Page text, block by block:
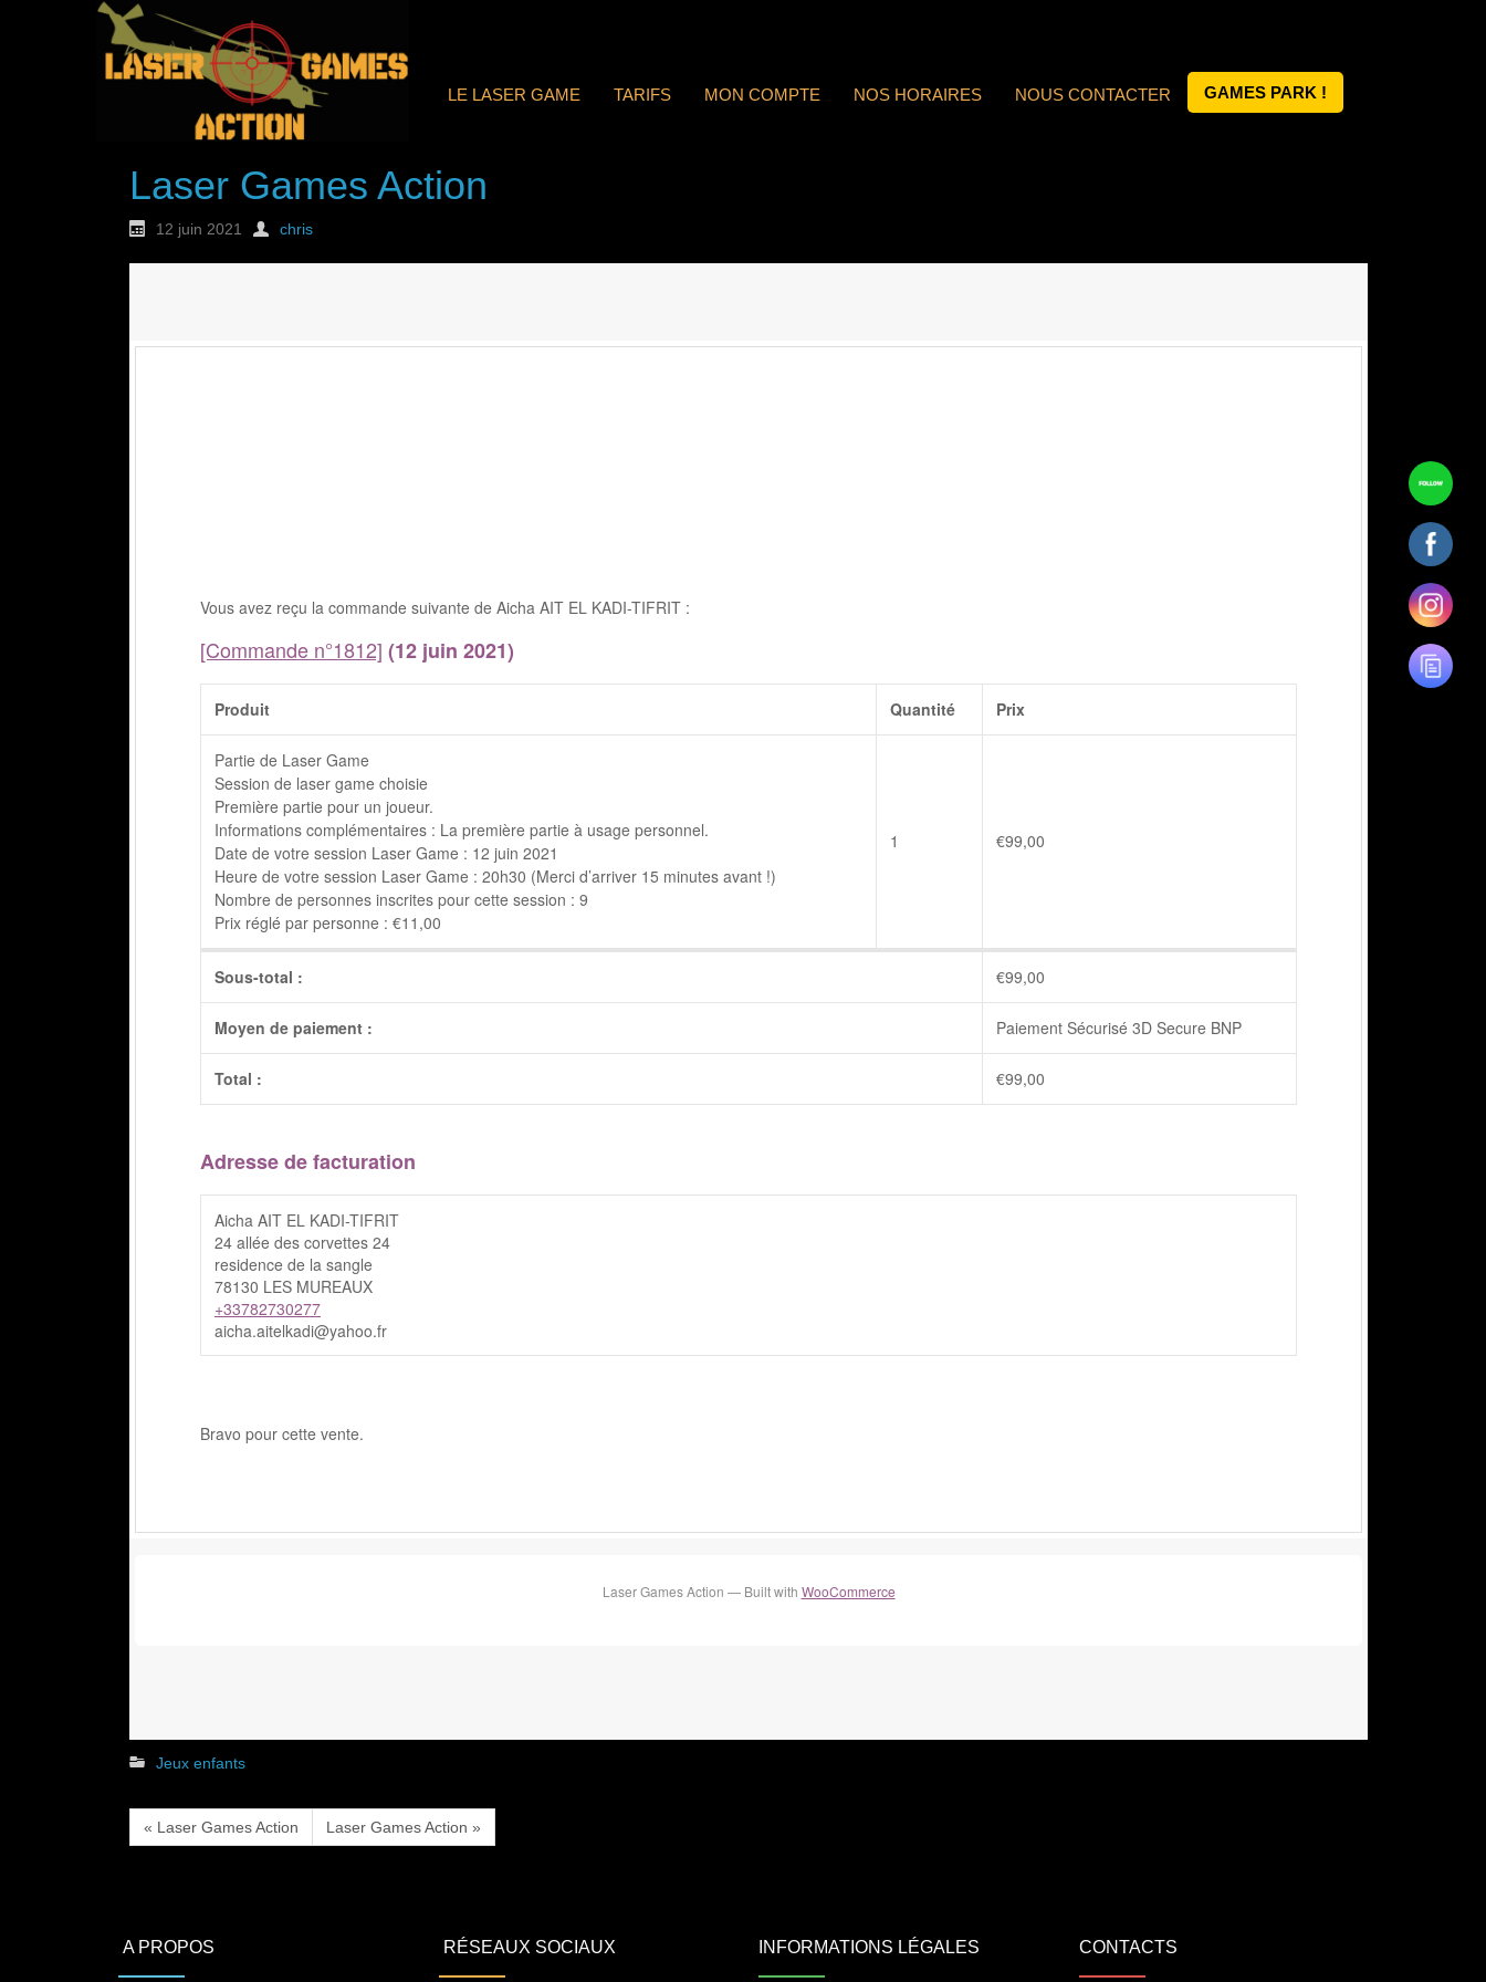
LE LASER GAME TARIFS MON COMPTE NOS HORAIRES NOUS CONTACTER GAMES PARK !
Laser Games Action
12 juin 2021 chris
Vous avez reçu la commande suivante de Aicha AIT EL KADI-TIFRIT :
[Commande n°1812] (12 juin 2021)
Produit Quantité Prix
Partie de Laser Game
Session de laser game choisie
Première partie pour un joueur.
Informations complémentaires : La première partie à usage personnel.
Date de votre session Laser Game : 12 juin 2021
Heure de votre session Laser Game : 20h30 (Merci d’arriver 15 minutes avant !)
Nombre de personnes inscrites pour cette session : 9
Prix réglé par personne : €11,00
1 €99,00
Sous-total : €99,00
Moyen de paiement : Paiement Sécurisé 3D Secure BNP
Total : €99,00
Adresse de facturation
Aicha AIT EL KADI-TIFRIT
24 allée des corvettes 24
residence de la sangle
78130 LES MUREAUX
+33782730277
aicha.aitelkadi@yahoo.fr
Bravo pour cette vente.
Laser Games Action — Built with WooCommerce
Jeux enfants
« Laser Games Action Laser Games Action »
A PROPOS RÉSEAUX SOCIAUX INFORMATIONS LÉGALES CONTACTS